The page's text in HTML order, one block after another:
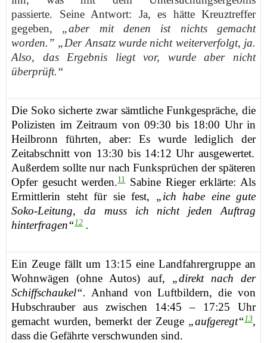
passierte. Seine Antwort: Ja, es hätte Kreuztreffer
gegeben, „aber mit denen ist nichts gemacht
worden.” „Der Ansatz wurde nicht weiterverfolgt, ja.
Also, das Ergebnis liegt vor, wurde aber nicht
überprüft.“
Die Soko sicherte zwar sämtliche Funkgespräche, die
Polizisten im Zeitraum von 09:30 bis 18:00 Uhr in
Heilbronn führten, aber: Es wurde lediglich der
Zeitabschnitt von 13:30 bis 14:12 Uhr ausgewertet.
Außerdem sollte nur nach Funksprüchen der späteren
Opfer gesucht werden.11 Sabine Rieger erklärte:Als
Ermittlerin steht für sie fest, „ich habe eine gute
Soko-Leitung, da muss ich nicht jeden Auftrag
hinterfragen“12 .
Ein Zeuge fällt um 13:15 eine Landfahrergruppe an
Wohnwägen (ohne Autos) auf, „direkt nach der
Schiffschaukel“. Anhand von Luftbildern, die von
Hubschrauber aus zwischen 14:45 – 17:25 Uhr
gemacht wurden, bemerkt der Zeuge „aufgeregt“13,
dass die Gefährte verschwunden sind.